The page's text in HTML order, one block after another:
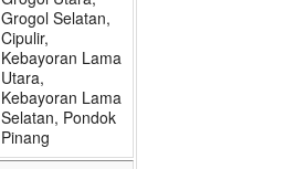
Grogol Selatan,
Cipulir,
Kebayoran Lama
Utara,
Kebayoran Lama
Selatan, Pondok
Pinang